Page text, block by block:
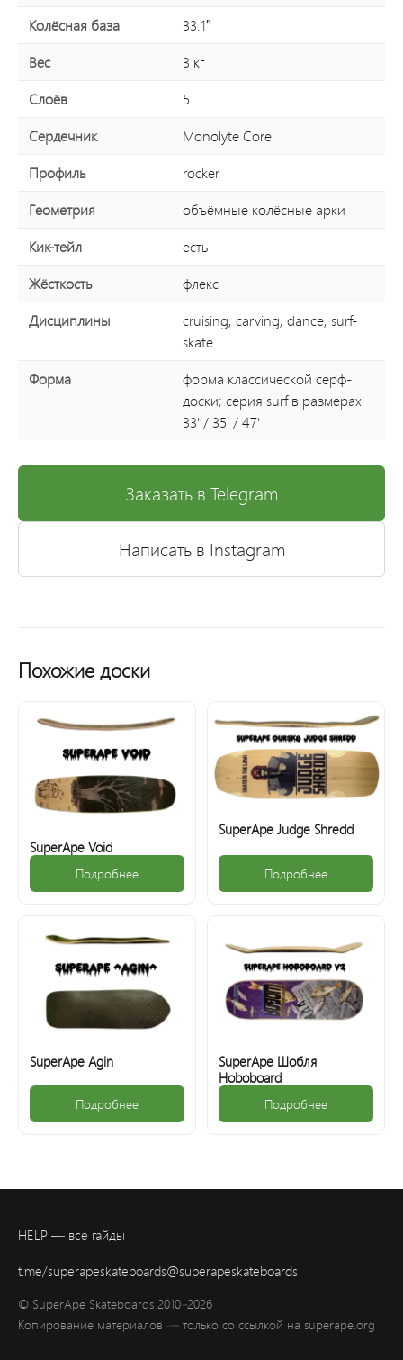
Колёсная база
33.1″
Вес
3 кг
Слоёв
5
Сердечник
Monolyte Core
Профиль
rocker
Геометрия
объёмные колёсные арки
Кик-тейл
есть
Жёсткость
флекс
Дисциплины
cruising, carving, dance, surf-
skate
Форма
форма классической серф-
доски; серия surf в размерах
33' / 35' / 47'
Заказать в Telegram
Написать в Instagram
Похожие доски
SuperApe Void
Подробнее
SuperApe Judge Shredd
Подробнее
SuperApe Agin
Подробнее
SuperApe Шобля
Hoboboard
Подробнее
HELP — все гайды
t.me/superapeskateboards@superapeskateboards
© SuperApe Skateboards 2010–2026
Копирование материалов — только со ссылкой на superape.org